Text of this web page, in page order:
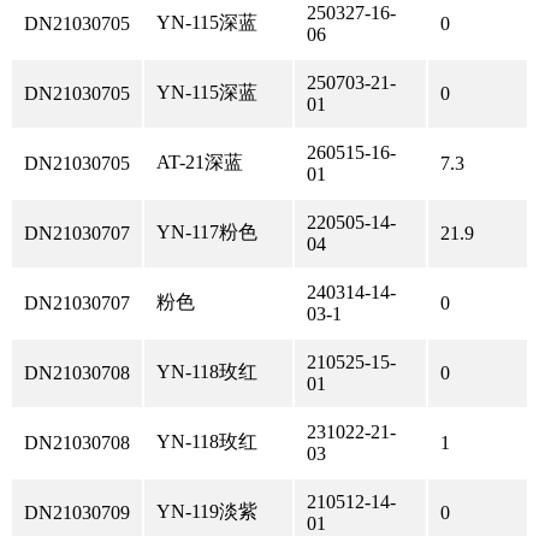
DN21030705 YN-115深蓝
250327-16-
06
0
DN21030705 YN-115深蓝
250703-21-
01
0
DN21030705 AT-21深蓝
260515-16-
01
7.3
DN21030707 YN-117粉色
220505-14-
04
21.9
DN21030707 粉色
240314-14-
03-1
0
DN21030708 YN-118玫红
210525-15-
01
0
DN21030708 YN-118玫红
231022-21-
03
1
DN21030709 YN-119淡紫
210512-14-
01
0